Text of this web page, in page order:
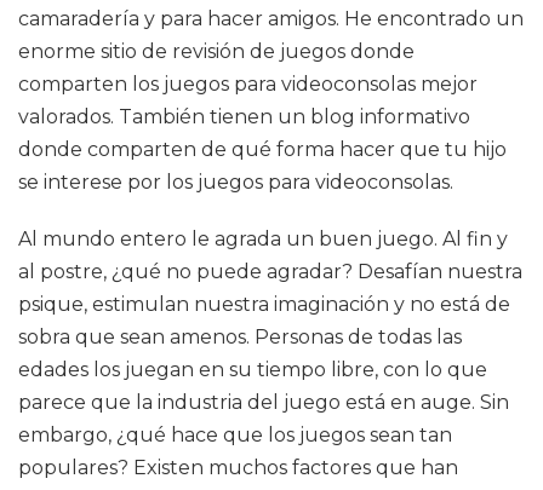
camaradería y para hacer amigos. He encontrado un
enorme sitio de revisión de juegos donde
comparten los juegos para videoconsolas mejor
valorados. También tienen un blog informativo
donde comparten de qué forma hacer que tu hijo
se interese por los juegos para videoconsolas.
Al mundo entero le agrada un buen juego. Al fin y
al postre, ¿qué no puede agradar? Desafían nuestra
psique, estimulan nuestra imaginación y no está de
sobra que sean amenos. Personas de todas las
edades los juegan en su tiempo libre, con lo que
parece que la industria del juego está en auge. Sin
embargo, ¿qué hace que los juegos sean tan
populares? Existen muchos factores que han